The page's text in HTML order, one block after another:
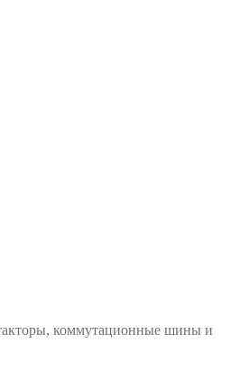
коммутационные шины и